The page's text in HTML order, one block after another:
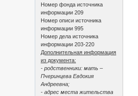
Номер фонда источника
информации 209
Номер описи источника
информации 995
Номер дела источника
информации 203-220
Дополнительная информация
из документа:
- родственники: мать –
Пчеринцева Евдокия
Андреевна;
- адрес места жительства